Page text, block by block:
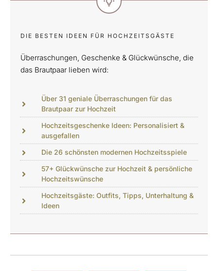
DIE BESTEN IDEEN FÜR HOCHZEITSGÄSTE
Überraschungen, Geschenke & Glückwünsche, die
das Brautpaar lieben wird:
Über 31 geniale Überraschungen für das
Brautpaar zur Hochzeit
Hochzeitsgeschenke Ideen: Personalisiert &
ausgefallen
Die 26 schönsten modernen Hochzeitsspiele
57+ Glückwünsche zur Hochzeit & persönliche
Hochzeitswünsche
Hochzeitsgäste: Outfits, Tipps, Unterhaltung &
Ideen